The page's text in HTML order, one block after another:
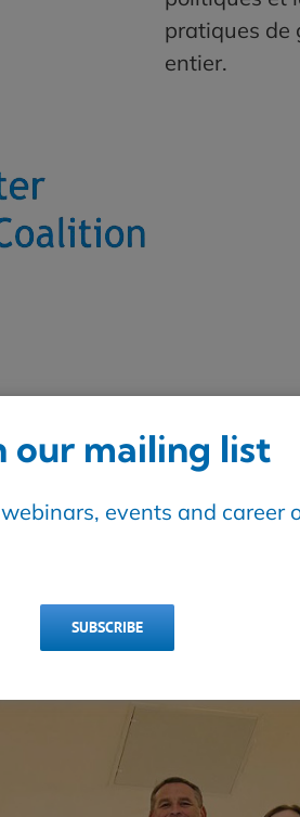
pratiques de
entier.
de recherche nationaux
en eau
leurs
et communs dans le
our mailing list
events and career
SUBSCRIBE